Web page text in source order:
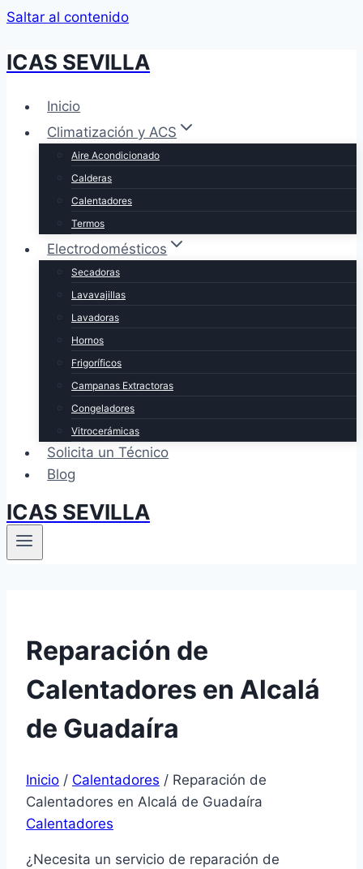
Saltar al contenido
ICAS SEVILLA
Inicio
Climatización y ACS
Aire Acondicionado
Calderas
Calentadores
Termos
Electrodomésticos
Secadoras
Lavavajillas
Lavadoras
Hornos
Frigoríficos
Campanas Extractoras
Congeladores
Vitrocerámicas
Solicita un Técnico
Blog
ICAS SEVILLA
Reparación de
Calentadores en Alcalá
de Guadaíra
Inicio / Calentadores / Reparación de
Calentadores en Alcalá de Guadaíra
Calentadores
¿Necesita un servicio de reparación de